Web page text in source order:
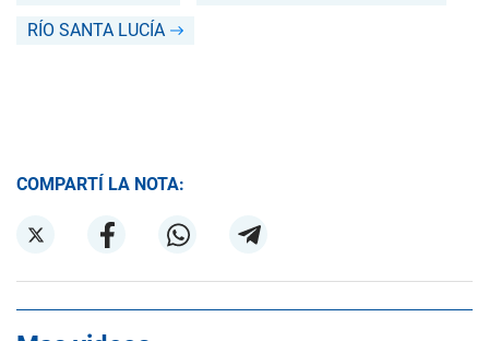
RÍO SANTA LUCÍA
COMPARTÍ LA NOTA: